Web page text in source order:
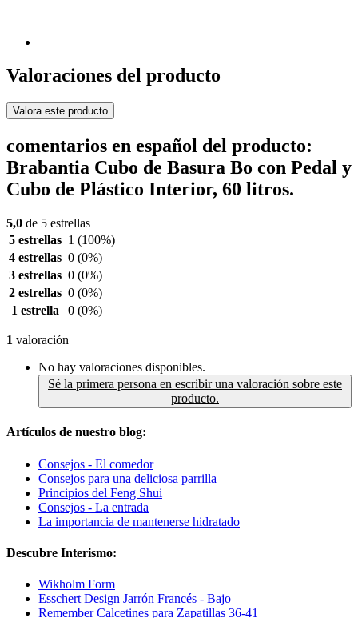
Valoraciones del producto
Valora este producto
comentarios en español del producto:
Brabantia Cubo de Basura Bo con Pedal y
Cubo de Plástico Interior, 60 litros.
5,0 de 5 estrellas
5 estrellas 1 (100%)
4 estrellas 0 (0%)
3 estrellas 0 (0%)
2 estrellas 0 (0%)
1 estrella
0 (0%)
1 valoración
No hay valoraciones disponibles.
Sé la primera persona en escribir una valoración sobre este
producto.
Artículos de nuestro blog:
Consejos - El comedor
Consejos para una deliciosa parrilla
Principios del Feng Shui
Consejos - La entrada
La importancia de mantenerse hidratado
Descubre Interismo:
Wikholm Form
Esschert Design Jarrón Francés - Bajo
Remember Calcetines para Zapatillas 36-41